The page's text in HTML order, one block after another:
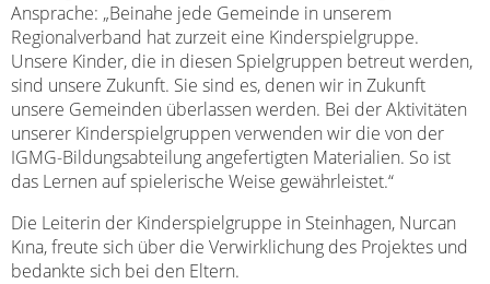
Ansprache: „Beinahe jede Gemeinde in unserem
Regionalverband hat zurzeit eine Kinderspielgruppe.
Unsere Kinder, die in diesen Spielgruppen betreut werden,
sind unsere Zukunft. Sie sind es, denen wir in Zukunft
unsere Gemeinden überlassen werden. Bei der Aktivitäten
unserer Kinderspielgruppen verwenden wir die von der
IGMG-Bildungsabteilung angefertigten Materialien. So ist
das Lernen auf spielerische Weise gewährleistet.“
Die Leiterin der Kinderspielgruppe in Steinhagen, Nurcan
Kına, freute sich über die Verwirklichung des Projektes und
bedankte sich bei den Eltern.